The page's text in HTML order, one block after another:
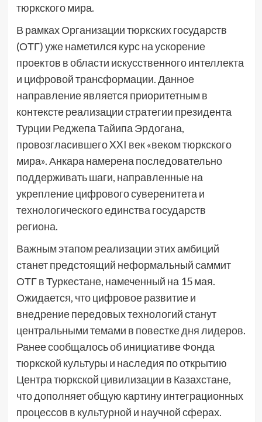
тюркского мира.
В рамках Организации тюркских государств
(ОТГ) уже наметился курс на ускорение
проектов в области искусственного интеллекта
и цифровой трансформации. Данное
направление является приоритетным в
контексте реализации стратегии президента
Турции Реджепа Тайипа Эрдогана,
провозгласившего XXI век «веком тюркского
мира». Анкара намерена последовательно
поддерживать шаги, направленные на
укрепление цифрового суверенитета и
технологического единства государств
региона.
Важным этапом реализации этих амбиций
станет предстоящий неформальный саммит
ОТГ в Туркестане, намеченный на 15 мая.
Ожидается, что цифровое развитие и
внедрение передовых технологий станут
центральными темами в повестке дня лидеров.
Ранее сообщалось об инициативе Фонда
тюркской культуры и наследия по открытию
Центра тюркской цивилизации в Казахстане,
что дополняет общую картину интеграционных
процессов в культурной и научной сферах.